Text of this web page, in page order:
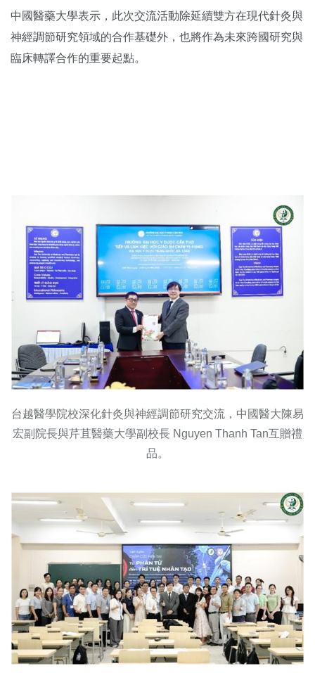
中國醫藥大學表示，此次交流活動除延續雙方在現代針灸與
神經調節研究領域的合作基礎外，也將作為未來跨國研究與
臨床轉譯合作的重要起點。
台越醫學院校深化針灸與神經調節研究交流，中國醫大陳易
宏副院長與芹苴醫藥大學副校長 Nguyen Thanh Tan互贈禮
品。